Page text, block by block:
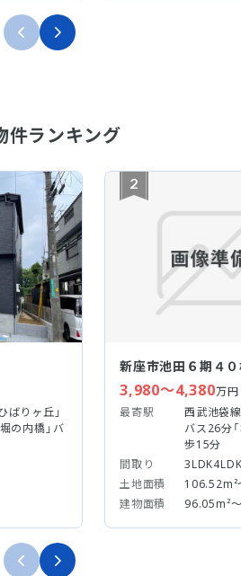
件ランキング
ばりヶ丘」
の内橋」バ
2
新座市池田６期４
3,980～4,380万円
最寄駅
西武池袋
バス26分
歩15分
間取り
土地面積
建物面積
96.05m²